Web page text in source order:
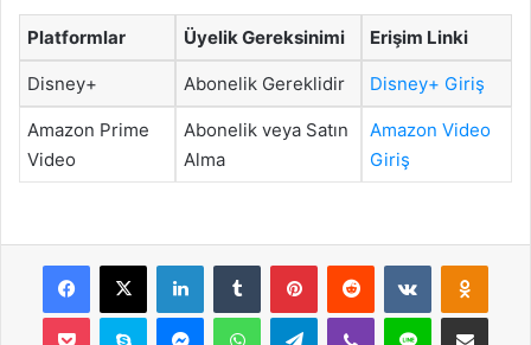
Platformlar Üyelik Gereksinimi Erişim Linki
Disney+ Abonelik Gereklidir Disney+ Giriş
Amazon Prime
Video
Abonelik veya Satın
Alma
Amazon Video
Giriş
Facebook
X LinkedInTumblr PinterestReddit VKontakte
Pocket Skype MessengerWhatsAppTelegramViber Line E-Posta ile